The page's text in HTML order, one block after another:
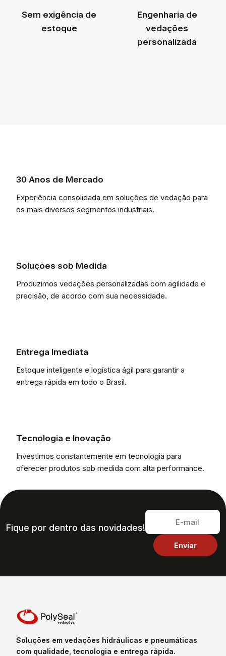
Sem exigência de
estoque
Engenharia de
vedações
personalizada
30 Anos de Mercado
Experiência consolidada em soluções de vedação para
os mais diversos segmentos industriais.
Soluções sob Medida
Produzimos vedações personalizadas com agilidade e
precisão, de acordo com sua necessidade.
Entrega Imediata
Estoque inteligente e logística ágil para garantir a
entrega rápida em todo o Brasil.
Tecnologia e Inovação
Investimos constantemente em tecnologia para
oferecer produtos sob medida com alta performance.
Fique por dentro das novidades!
Soluções em vedações hidráulicas e pneumáticas
com qualidade, tecnologia e entrega rápida.